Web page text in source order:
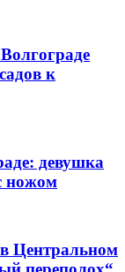
к
девушка
ножом
Центральном